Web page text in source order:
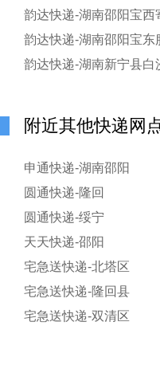
韵达快递-湖南新宁县白
附近其他快递网
申通快递-湖南邵阳
圆通快递-隆回
圆通快递-绥宁
天天快递-邵阳
宅急送快递-北塔区
宅急送快递-隆回县
宅急送快递-双清区